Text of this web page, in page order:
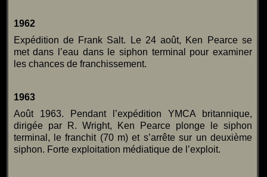
1962
Expédition de Frank Salt. Le 24 août, Ken Pearce se
met dans l’eau dans le siphon terminal pour examiner
les chances de franchissement.
1963
Août 1963. Pendant l’expédition YMCA britannique,
dirigée par R. Wright, Ken Pearce plonge le siphon
terminal, le franchit (70 m) et s’arrête sur un deuxième
siphon. Forte exploitation médiatique de l’exploit.